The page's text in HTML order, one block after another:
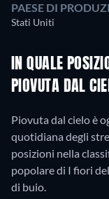
PAESE DI
Stati Uniti
IN QUALE
PIOVUTA DAL
Piovuta dal cielo è
quotidiana degli
posizioni nella
popolare di I fiori
di buio.